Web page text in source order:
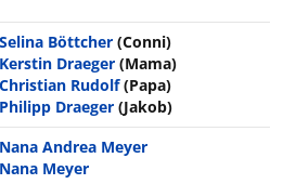
Selina Böttcher (Conni)
Kerstin Draeger (Mama)
Christian Rudolf (Papa)
Philipp Draeger (Jakob)
Nana Andrea Meyer
Nana Meyer